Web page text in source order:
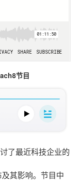
节目
了最近科技企业的
其影响。节目中